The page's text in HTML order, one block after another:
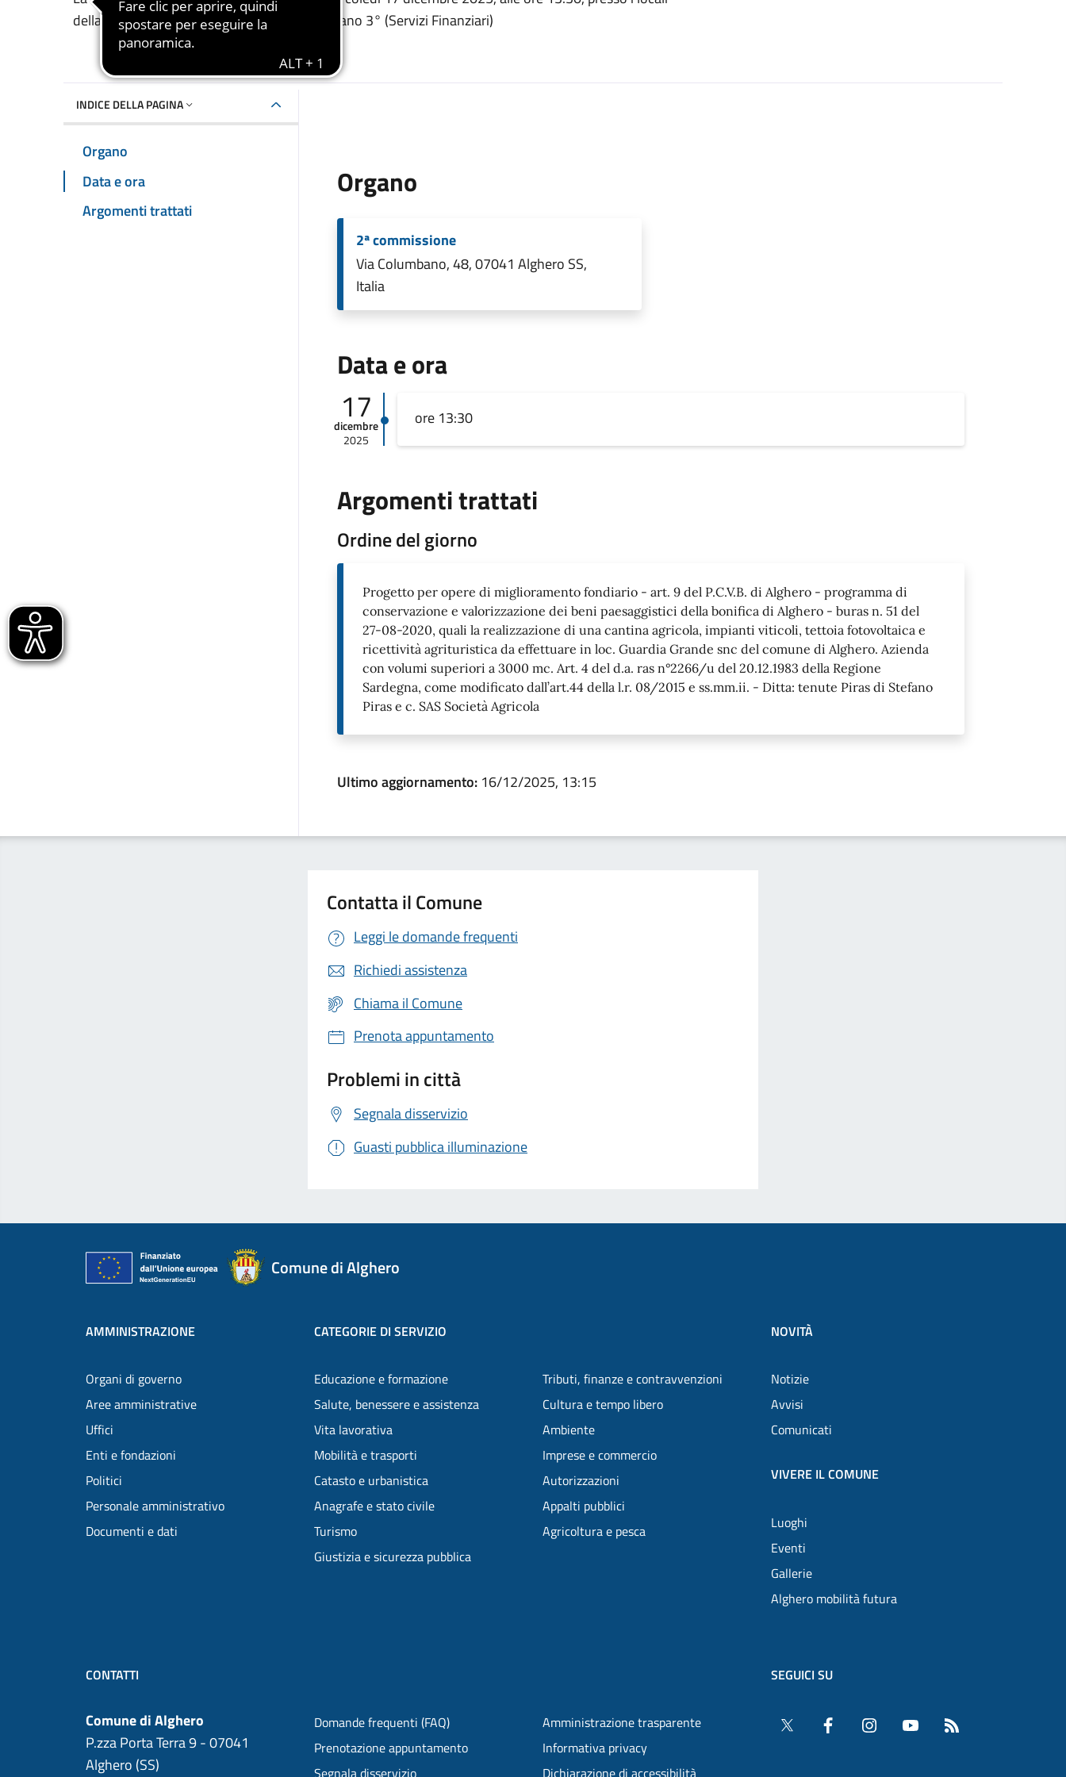
della Casa Comunale di piazza Porta Terra, Piano 3° (Servizi Finanziari)
INDICE DELLA PAGINA
Organo
Data e ora
Argomenti trattati
Organo
2ª commissione
Via Columbano, 48, 07041 Alghero SS,
Italia
Data e ora
17
dicembre
2025
ore 13:30
Argomenti trattati
Ordine del giorno
Progetto per opere di miglioramento fondiario - art. 9 del P.C.V.B. di Alghero - programma di
conservazione e valorizzazione dei beni paesaggistici della bonifica di Alghero - buras n. 51 del
27-08-2020, quali la realizzazione di una cantina agricola, impianti viticoli, tettoia fotovoltaica e
ricettività agrituristica da effettuare in loc. Guardia Grande snc del comune di Alghero. Azienda
con volumi superiori a 3000 mc. Art. 4 del d.a. ras n°2266/u del 20.12.1983 della Regione
Sardegna, come modificato dall’art.44 della l.r. 08/2015 e ss.mm.ii. - Ditta: tenute Piras di Stefano
Piras e c. SAS Società Agricola
Ultimo aggiornamento: 16/12/2025, 13:15
Contatta il Comune
Leggi le domande frequenti
Richiedi assistenza
Chiama il Comune
Prenota appuntamento
Problemi in città
Segnala disservizio
Guasti pubblica illuminazione
Comune di Alghero
AMMINISTRAZIONE
Organi di governo
Aree amministrative
Uffici
Enti e fondazioni
Politici
Personale amministrativo
Documenti e dati
CATEGORIE DI SERVIZIO
Educazione e formazione
Salute, benessere e assistenza
Vita lavorativa
Mobilità e trasporti
Catasto e urbanistica
Anagrafe e stato civile
Turismo
Giustizia e sicurezza pubblica
Tributi, finanze e contravvenzioni
Cultura e tempo libero
Ambiente
Imprese e commercio
Autorizzazioni
Appalti pubblici
Agricoltura e pesca
NOVITÀ
Notizie
Avvisi
Comunicati
VIVERE IL COMUNE
Luoghi
Eventi
Gallerie
Alghero mobilità futura
CONTATTI
Comune di Alghero
P.zza Porta Terra 9 - 07041
Alghero (SS)
Domande frequenti (FAQ)
Prenotazione appuntamento
Segnala disservizio
Amministrazione trasparente
Informativa privacy
Dichiarazione di accessibilità
SEGUICI SU
Twitter Facebook InstagramYouTube